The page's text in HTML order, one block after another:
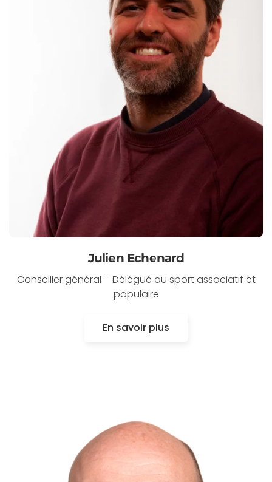
Julien Echenard
Conseiller général – Délégué au sport associatif et
populaire
En savoir plus